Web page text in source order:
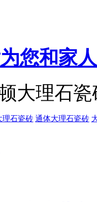
您和家
大理石
理石瓷砖 通体大理石瓷砖